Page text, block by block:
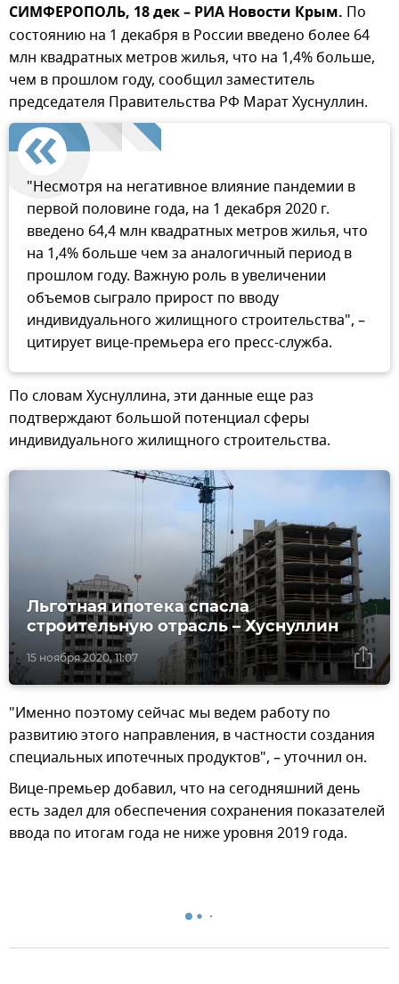
СИМФЕРОПОЛЬ, 18 дек – РИА Новости Крым. По
состоянию на 1 декабря в России введено более 64
млн квадратных метров жилья, что на 1,4% больше,
чем в прошлом году, сообщил заместитель
председателя Правительства РФ Марат Хуснуллин.
"Несмотря на негативное влияние пандемии в
первой половине года, на 1 декабря 2020 г.
введено 64,4 млн квадратных метров жилья, что
на 1,4% больше чем за аналогичный период в
прошлом году. Важную роль в увеличении
объемов сыграло прирост по вводу
индивидуального жилищного строительства", –
цитирует вице-премьера его пресс-служба.
По словам Хуснуллина, эти данные еще раз
подтверждают большой потенциал сферы
индивидуального жилищного строительства.
15 ноября 2020, 11:07
Льготная ипотека спасла
строительную отрасль – Хуснуллин
"Именно поэтому сейчас мы ведем работу по
развитию этого направления, в частности создания
специальных ипотечных продуктов", – уточнил он.
Вице-премьер добавил, что на сегодняшний день
есть задел для обеспечения сохранения показателей
ввода по итогам года не ниже уровня 2019 года.